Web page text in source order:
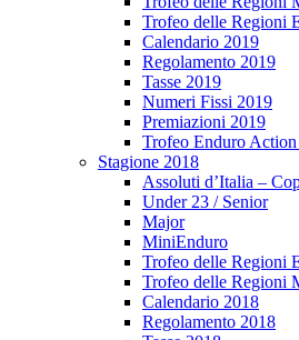
Trofeo delle Regioni
Calendario 2019
Regolamento 2019
Tasse 2019
Numeri Fissi 2019
Premiazioni 2019
Trofeo Enduro
Stagione 2018
Assoluti d’Italia –
Under 23 / Senior
Major
MiniEnduro
Trofeo delle Regioni
Trofeo delle Regioni
Calendario 2018
Regolamento 2018